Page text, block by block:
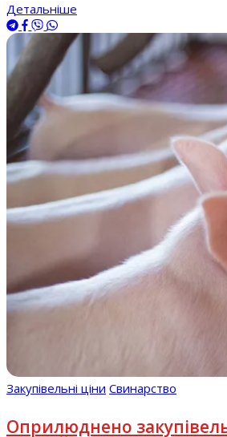
Детальніше
Закупівельні ціни Свинарство
Оприлюднено